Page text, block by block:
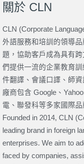
關於 CLN
CLN (Corporate
外語服務和培訓的領導
題，協助客戶成為具有
們提供一流的企業教育
件翻譯、會議口譯、師
廠商包含 Google、
電、聯發科等多家國際品
Founded in 2014, CLN
leading brand in foreign
enterprises. We aim to
faced by companies,